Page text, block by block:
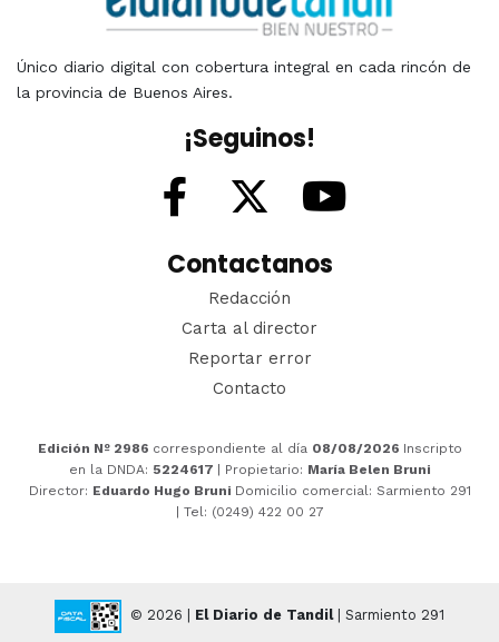
Único diario digital con cobertura integral en cada rincón de
la provincia de Buenos Aires.
¡Seguinos!
Contactanos
Redacción
Carta al director
Reportar error
Contacto
Edición Nº 2986 correspondiente al día 08/08/2026 Inscripto
en la DNDA: 5224617 | Propietario: María Belen Bruni
Director: Eduardo Hugo Bruni Domicilio comercial: Sarmiento 291
| Tel: (0249) 422 00 27
© 2026 | El Diario de Tandil| Sarmiento 291